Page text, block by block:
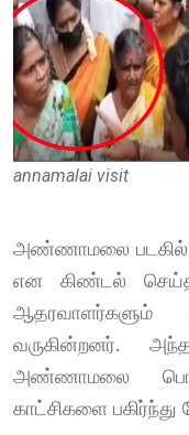
annamalai visit
அண்ணாமலை படகில்
என கிண்டல்
ஆதரவாளர்களும்
வருகின்றனர்.
அண்ணாமலை
காட்சிகளை பகிர்ந்து